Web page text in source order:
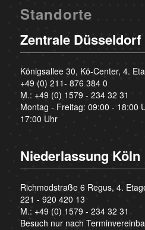
Standorte
Zentrale Düsseldorf
Königsallee 30, Kö-Center, 4.
+49 (0) 211- 876 384 0
M.: +49 (0) 1579 - 234 32 31
Montag - Freitag: 09:00 - 18:00
17:00 Uhr
Niederlassung Köln
Richmodstraße 6 Regus, 4.
221 - 920 420 13
M.: +49 (0) 1579 - 234 32 31
Besuch nur nach